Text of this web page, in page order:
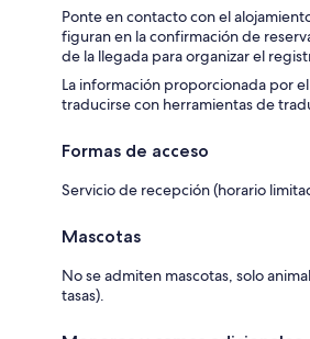
Ponte en contacto con el
figuran en la confirmación de
de la llegada para organizar el
La información proporcionada por
traducirse con herramientas de
Formas de acceso
Servicio de recepción (horario
Mascotas
No se admiten mascotas, solo
tasas).